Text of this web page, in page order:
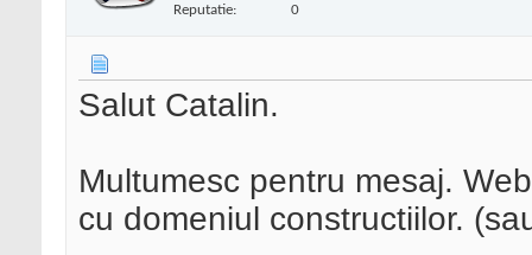
Reputatie: 0
Salut Catalin.
Multumesc pentru mesaj.
cu domeniul constructiilor.